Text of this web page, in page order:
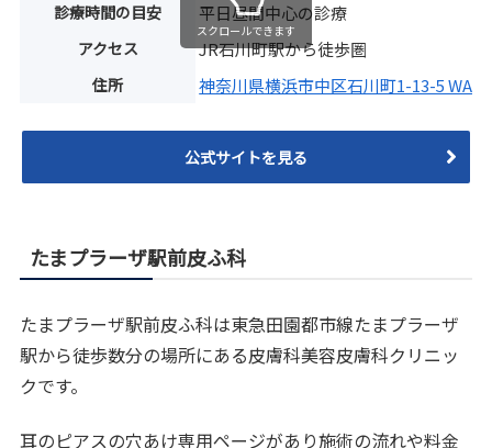
診療時間の目安 平日昼間中心の診療
アクセス JR石川町駅から徒歩圏
住所 神奈川県横浜市中区石川町1-13-5
スクロールできます
公式サイトを見る
たまプラーザ駅前皮ふ科
たまプラーザ駅前皮ふ科は東急田園都市線たまプラーザ
駅から徒歩数分の場所にある皮膚科美容皮膚科クリニッ
クです。
耳のピアスの穴あけ専用ページがあり施術の流れや料金